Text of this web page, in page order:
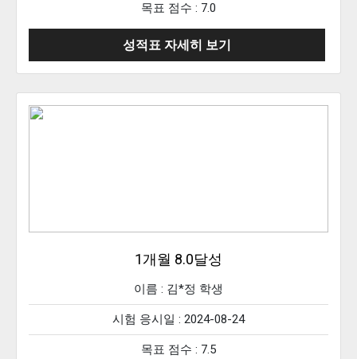
목표 점수 : 7.0
성적표 자세히 보기
1개월 8.0달성
이름 : 김*정 학생
시험 응시일 : 2024-08-24
목표 점수 : 7.5